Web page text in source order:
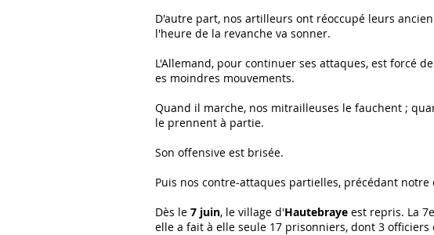
D'autre part, nos artilleurs ont réoccupé leurs
l'heure de la revanche va sonner.
L'Allemand, pour continuer ses attaques, est forcé
es moindres mouvements.
Quand il marche, nos mitrailleuses le fauchent ;
le prennent à partie.
Son offensive est brisée.
Puis nos contre-attaques partielles, précédant
Dès le 7 juin, le village d'Hautebraye est repris. La
elle a fait à elle seule 17 prisonniers, dont 3 officiers